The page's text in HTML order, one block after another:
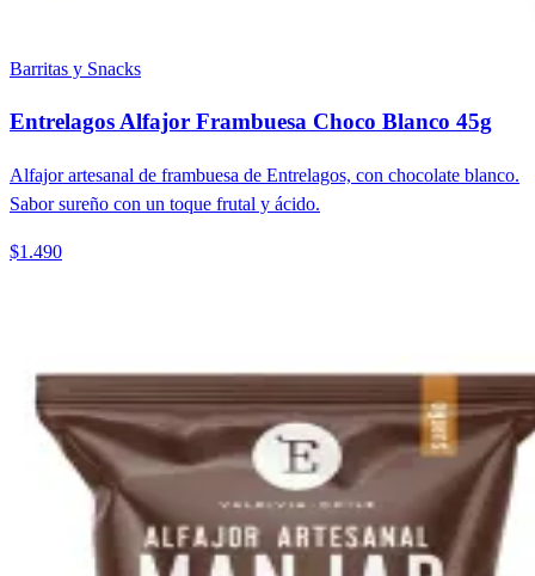
Barritas y Snacks
Entrelagos Alfajor Frambuesa Choco Blanco 45g
Alfajor artesanal de frambuesa de Entrelagos, con chocolate blanco.
Sabor sureño con un toque frutal y ácido.
$1.490